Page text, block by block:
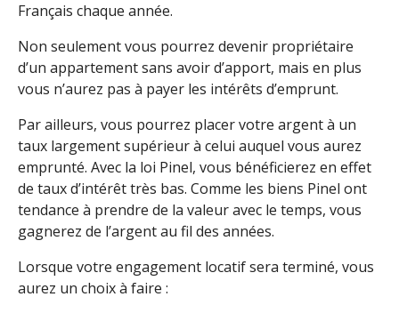
Français chaque année.
Non seulement vous pourrez devenir propriétaire
d’un appartement sans avoir d’apport, mais en plus
vous n’aurez pas à payer les intérêts d’emprunt.
Par ailleurs, vous pourrez placer votre argent à un
taux largement supérieur à celui auquel vous aurez
emprunté. Avec la loi Pinel, vous bénéficierez en effet
de taux d’intérêt très bas. Comme les biens Pinel ont
tendance à prendre de la valeur avec le temps, vous
gagnerez de l’argent au fil des années.
Lorsque votre engagement locatif sera terminé, vous
aurez un choix à faire :